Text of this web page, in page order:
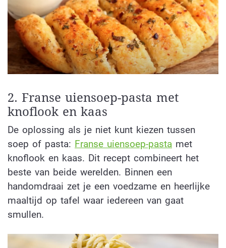
2. Franse uiensoep-pasta met
knoflook en kaas
De oplossing als je niet kunt kiezen tussen
soep of pasta: Franse uiensoep-pasta met
knoflook en kaas. Dit recept combineert het
beste van beide werelden. Binnen een
handomdraai zet je een voedzame en heerlijke
maaltijd op tafel waar iedereen van gaat
smullen.